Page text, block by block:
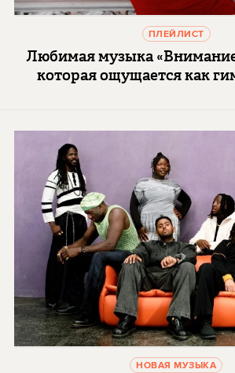
ПЛЕЙЛИСТ
Любимая музыка
которая ощущается как
НОВАЯ МУЗЫКА